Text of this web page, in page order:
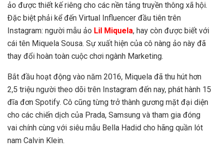
ảo được thiết kế riêng cho các nền tảng truyền thông xã hội.
Đặc biệt phải kể đến Virtual Influencer đầu tiên trên
Instagram: người mẫu ảo Lil Miquela, hay còn được biết với
cái tên Miquela Sousa. Sự xuất hiện của cô nàng ảo này đã
thay đổi hoàn toàn cuộc chơi ngành Marketing.
Bắt đầu hoạt động vào năm 2016, Miquela đã thu hút hơn
2,5 triệu người theo dõi trên Instagram đến nay, phát hành 15
đĩa đơn Spotify. Cô cũng từng trở thành gương mặt đại diện
cho các chiến dịch của Prada, Samsung và tham gia đóng
vai chính cùng với siêu mẫu Bella Hadid cho hãng quần lót
nam Calvin Klein.